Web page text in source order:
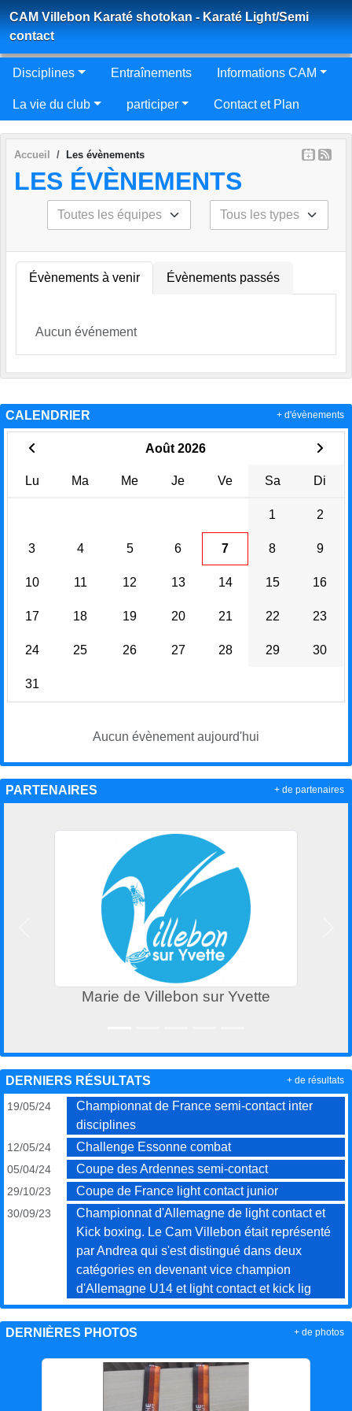
CAM Villebon Karaté shotokan - Karaté Light/Semi
contact
Disciplines Entraînements Informations CAM
La vie du club participer Contact et Plan
Accueil Les évènements
LES ÉVÈNEMENTS
Évènements à venir Évènements passés
Aucun événement
CALENDRIER
Août 2026
Lu Ma Me Je Ve Sa Di
1 2
3 4 5 6 7 8 9
10 11 12 13 14 15 16
17 18 19 20 21 22 23
24 25 26 27 28 29 30
31
Aucun évènement aujourd'hui
+ d'évènements
PARTENAIRES
Marie de Villebon sur Yvette
+ de partenaires
DERNIERS RÉSULTATS
19/05/24
Championnat de France semi-contact inter
disciplines
12/05/24 Challenge Essonne combat
05/04/24 Coupe des Ardennes semi-contact
29/10/23 Coupe de France light contact junior
30/09/23
Championnat d'Allemagne de light contact et
Kick boxing. Le Cam Villebon était représenté
par Andrea qui s'est distingué dans deux
catégories en devenant vice champion
d'Allemagne U14 et light contact et kick lig
+ de résultats
DERNIÈRES PHOTOS + de photos
Panneau de gestion des cookies